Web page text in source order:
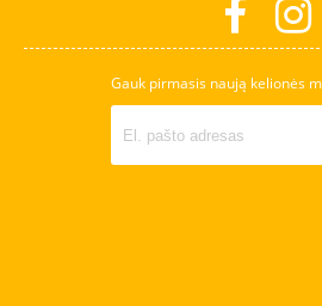
Gauk pirmasis naują kelionės